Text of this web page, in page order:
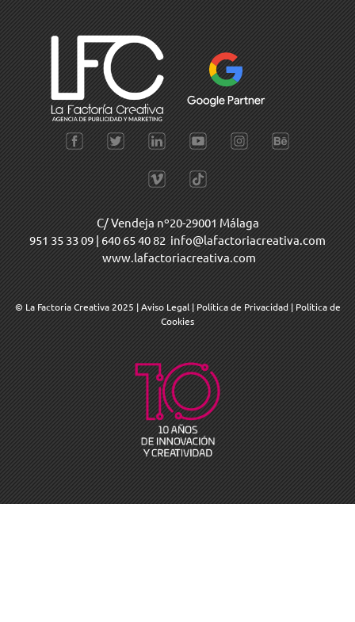
C/ Vendeja nº20-29001 Málaga
951 35 33 09 | 640 65 40 82 info@lafactoriacreativa.com
www.lafactoriacreativa.com
© La Factoria Creativa 2025 |Aviso Legal | Política de Privacidad | Política de
Cookies